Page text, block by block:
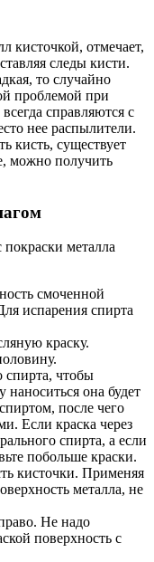
кисточкой, отмечает,
следы кисти.
то случайно
проблемой при
справляются с
нее распылители.
кисть, существует
можно получить
металла
смоченной
испарения спирта
краску.
спирта, чтобы
наноситься она будет
после чего
Если краска через
спирта, а если
побольше краски.
кисточки. Применяя
металла, не
Не надо
поверхность с